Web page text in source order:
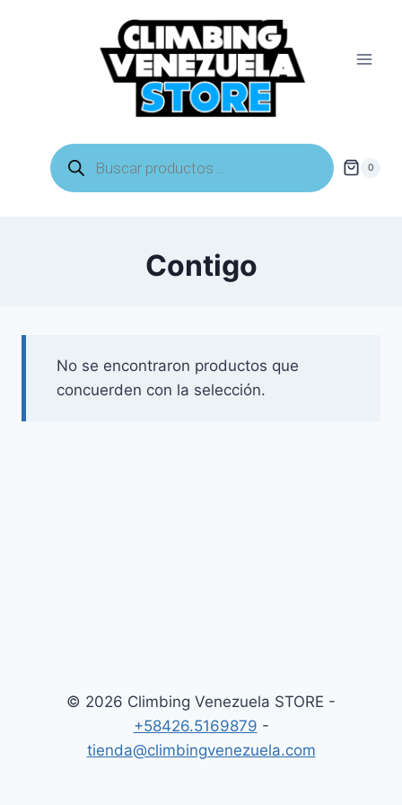
Búsqueda
de
productos
0
Contigo
No se encontraron productos que
concuerden con la selección.
© 2026 Climbing Venezuela STORE -
+58426.5169879 -
tienda@climbingvenezuela.com